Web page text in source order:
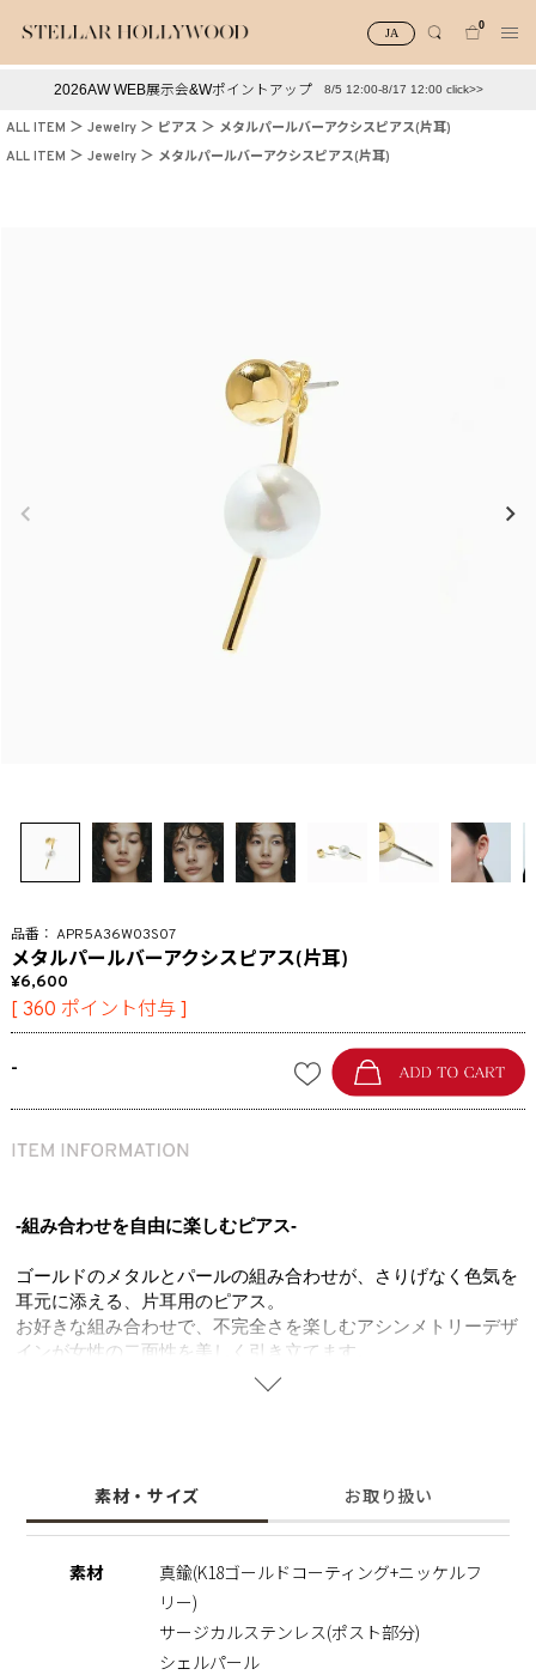
JA
0
#スタッフイチ押し（通勤パールアクセ） ＃写真映えアクセ
2026AW WEB展示会&Wポイントアップ 8/5 12:00-8/17 12:00 click>>
ALL ITEM Jewelry ピアス
メタルパールバーアクシスピアス(片耳)
ALL ITEM
Jewelry メタルパールバーアクシスピアス(片耳)
APR5A36W03S07
メタルパールバーアクシスピアス(片耳)
6,600
[ 360 ポイント付与 ]
-
-組み合わせを自由に楽しむピアス-
ゴールドのメタルとパールの組み合わせが、さりげなく色気を
耳元に添える、片耳用のピアス。
お好きな組み合わせで、不完全さを楽しむアシンメトリーデザ
インが女性の二面性を美しく引き立てます。
大粒パールの存在感と、途中で途切れるバーの抜け感が、モー
ドな印象をもたらします。
を加えてくれるアイテムです。
キャッチを組み替えて、一粒メタルボールのピアスとしても活
同シリーズと組み合わせたり、マルチな楽しみ方が出来るのも
素材・サイズ お取り扱い
素材
真鍮(K18ゴールドコーティング+ニッケルフ
リー)
サージカルステンレス(ポスト部分)
シェルパール